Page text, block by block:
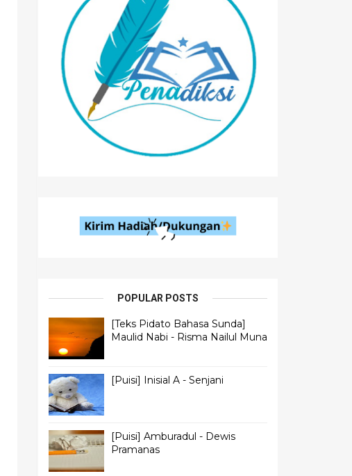
POPULAR POSTS
[Teks Pidato Bahasa Sunda]
Maulid Nabi - Risma Nailul Muna
[Puisi] Inisial A - Senjani
[Puisi] Amburadul - Dewis
Pramanas